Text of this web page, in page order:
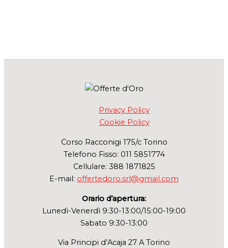
Privacy Policy
Cookie Policy
Corso Racconigi 175/c Torino
Telefono Fisso: 011 5851774
Cellulare: 388 1871825
E-mail: offertedoro.srl@gmail.com
Orario d’apertura:
Lunedì-Venerdì 9:30-13:00/15:00-19:00
Sabato 9:30-13:00
Via Principi d’Acaja 27 A Torino